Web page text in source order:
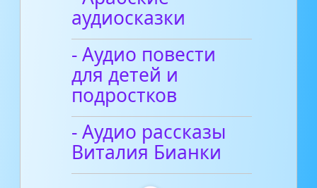
аудиосказки
- Аудио повести
для детей и
подростков
- Аудио рассказы
Виталия Бианки